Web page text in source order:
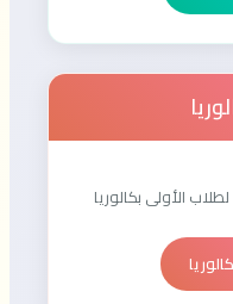
الأولى بكالوريا